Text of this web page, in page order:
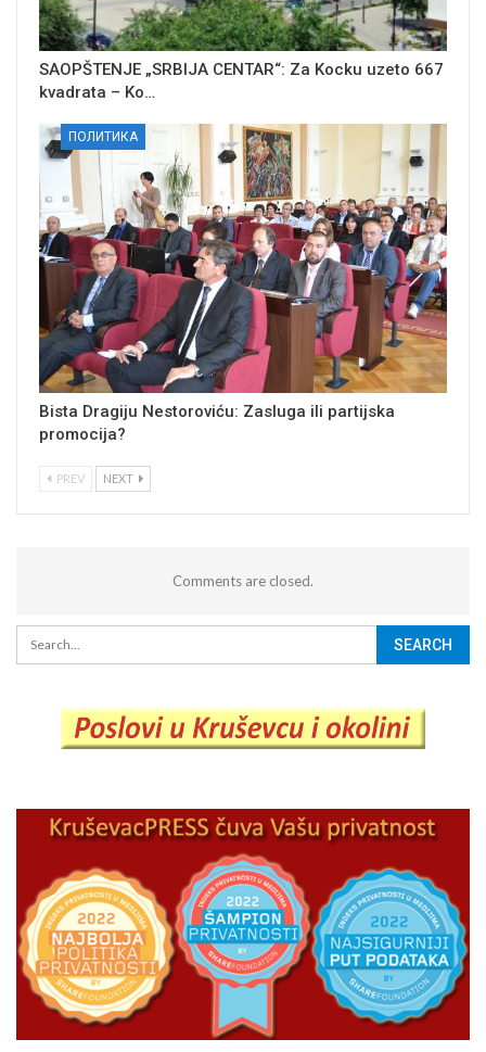
SAOPŠTENJE „SRBIJA CENTAR“: Za Kocku uzeto 667
kvadrata – Ko…
ПОЛИТИКА
Bista Dragiju Nestoroviću: Zasluga ili partijska
promocija?
PREV NEXT
Comments are closed.